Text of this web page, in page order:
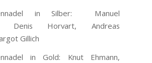
in Silber: Manuel
Denis Horvart, Andreas
Gillich
in Gold: Knut Ehmann,